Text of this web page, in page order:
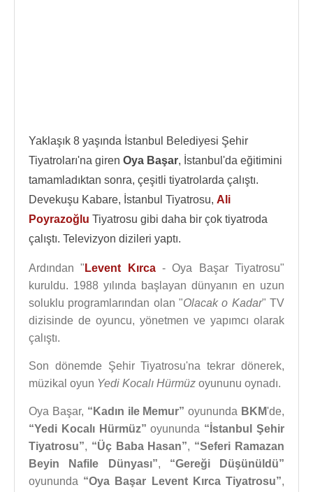
Yaklaşık 8 yaşında İstanbul Belediyesi Şehir
Tiyatroları'na giren Oya Başar, İstanbul'da eğitimini
tamamladıktan sonra, çeşitli tiyatrolarda çalıştı.
Devekuşu Kabare, İstanbul Tiyatrosu, Ali
Poyrazoğlu Tiyatrosu gibi daha bir çok tiyatroda
çalıştı. Televizyon dizileri yaptı.
Ardından " Levent Kırca- Oya Başar Tiyatrosu"
kuruldu. 1988 yılında başlayan dünyanın en uzun
soluklu programlarından olan "Olacak o Kadar" TV
dizisinde de oyuncu, yönetmen ve yapımcı olarak
çalıştı.
Son dönemde Şehir Tiyatrosu'na tekrar dönerek,
müzikal oyun Yedi Kocalı Hürmüz oyununu oynadı.
Oya Başar, “Kadın ile Memur” oyununda BKM'de,
“Yedi Kocalı Hürmüz” oyununda “İstanbul Şehir
Tiyatrosu”, “Üç Baba Hasan”, “Seferi Ramazan
Beyin Nafile Dünyası”, “Gereği Düşünüldü”
oyununda “Oya Başar Levent Kırca Tiyatrosu”,